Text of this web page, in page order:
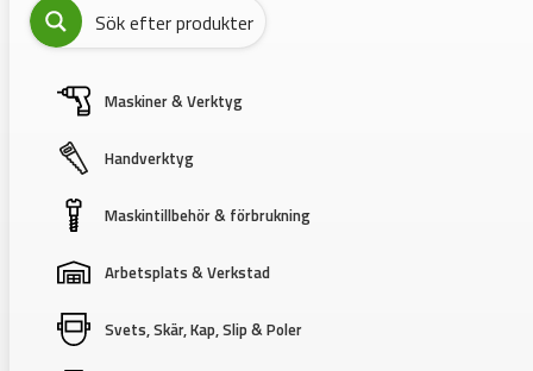
Maskiner & Verktyg
Handverktyg
Maskintillbehör & förbrukning
Arbetsplats & Verkstad
Svets, Skär, Kap, Slip & Poler